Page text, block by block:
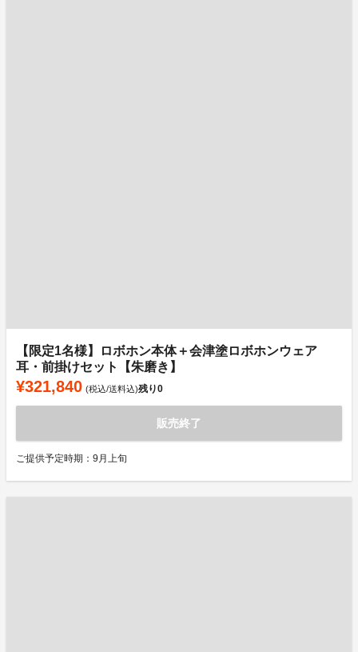
【限定1名様】ロボホン本体＋会津塗ロボホンウェア
耳・前掛けセット【朱磨き】
¥321,840 (税込/送料込)残り0
販売終了
ご提供予定時期：9月上旬